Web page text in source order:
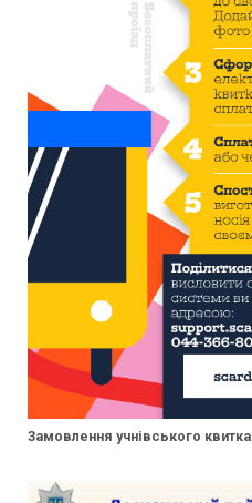
Замовлення учнівського квитка